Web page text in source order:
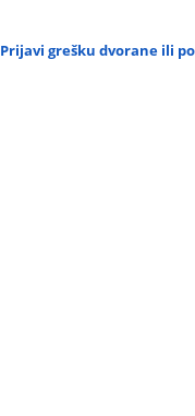
Prijavi grešku dvorane ili